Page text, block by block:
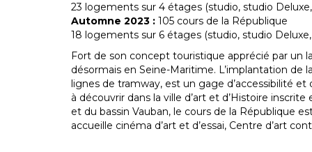
23 logements sur 4 étages (studio, studio
Automne 2023 : 105 cours de la République
18 logements sur 6 étages (studio, studio
Fort de son concept touristique apprécié par un
désormais en Seine-Maritime. L’implantation de
lignes de tramway, est un gage d’accessibilité
à découvrir dans la ville d’art et d’Histoire
et du bassin Vauban, le cours de la République
accueille cinéma d’art et d’essai, Centre d’art